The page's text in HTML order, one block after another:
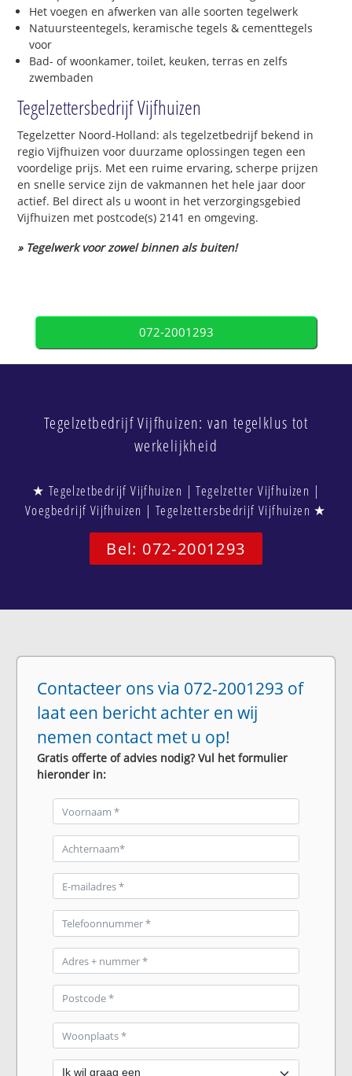
Het voegen en afwerken van alle soorten tegelwerk
Natuursteentegels, keramische tegels & cementtegels
voor
Bad- of woonkamer, toilet, keuken, terras en zelfs
zwembaden
Tegelzettersbedrijf Vijfhuizen
Tegelzetter Noord-Holland: als tegelzetbedrijf bekend in
regio Vijfhuizen voor duurzame oplossingen tegen een
voordelige prijs. Met een ruime ervaring, scherpe prijzen
en snelle service zijn de vakmannen het hele jaar door
actief. Bel direct als u woont in het verzorgingsgebied
Vijfhuizen met postcode(s) 2141 en omgeving.
» Tegelwerk voor zowel binnen als buiten!
072-2001293
Tegelzetbedrijf Vijfhuizen: van tegelklus tot
werkelijkheid
★ Tegelzetbedrijf Vijfhuizen | Tegelzetter Vijfhuizen |
Voegbedrijf Vijfhuizen | Tegelzettersbedrijf Vijfhuizen ★
Bel: 072-2001293
Contacteer ons via 072-2001293 of
laat een bericht achter en wij
nemen contact met u op!
Gratis offerte of advies nodig? Vul het formulier
hieronder in: